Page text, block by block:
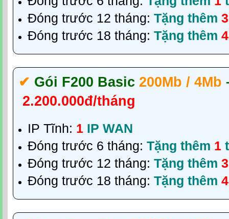
Đóng trước 12 tháng: Tặng thêm 3
Đóng trước 18 tháng: Tặng thêm 4
✔‎ Gói F200 Basic 200Mb / 4Mb
2.200.000đ/tháng
IP Tĩnh: 1 IP WAN
Đóng trước 6 tháng: Tặng thêm 1
Đóng trước 12 tháng: Tặng thêm 3
Đóng trước 18 tháng: Tặng thêm 4